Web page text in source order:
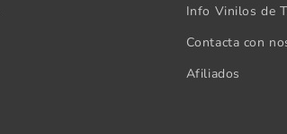
Info Vinilos de
Contacta con
Afiliados